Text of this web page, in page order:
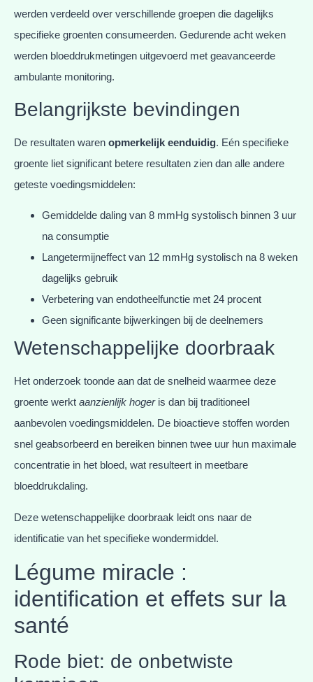
werden verdeeld over verschillende groepen die dagelijks
specifieke groenten consumeerden. Gedurende acht weken
werden bloeddrukmetingen uitgevoerd met geavanceerde
ambulante monitoring.
Belangrijkste bevindingen
De resultaten waren opmerkelijk eenduidig. Eén specifieke
groente liet significant betere resultaten zien dan alle andere
geteste voedingsmiddelen:
Gemiddelde daling van 8 mmHg systolisch binnen 3 uur
na consumptie
Langetermijneffect van 12 mmHg systolisch na 8 weken
dagelijks gebruik
Verbetering van endotheelfunctie met 24 procent
Geen significante bijwerkingen bij de deelnemers
Wetenschappelijke doorbraak
Het onderzoek toonde aan dat de snelheid waarmee deze
groente werkt aanzienlijk hogeris dan bij traditioneel
aanbevolen voedingsmiddelen. De bioactieve stoffen worden
snel geabsorbeerd en bereiken binnen twee uur hun maximale
concentratie in het bloed, wat resulteert in meetbare
bloeddrukdaling.
Deze wetenschappelijke doorbraak leidt ons naar de
identificatie van het specifieke wondermiddel.
Légume miracle :
identification et effets sur la
santé
Rode biet: de onbetwiste